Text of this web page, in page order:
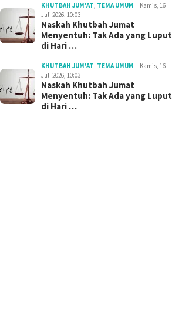
KHUTBAH JUM'AT, TEMA UMUM
Kamis, 16
Juli 2026, 10:03
Naskah Khutbah Jumat
Menyentuh: Tak Ada yang Luput
di Hari …
KHUTBAH JUM'AT, TEMA UMUM
Kamis, 16
Juli 2026, 10:03
Naskah Khutbah Jumat
Menyentuh: Tak Ada yang Luput
di Hari …